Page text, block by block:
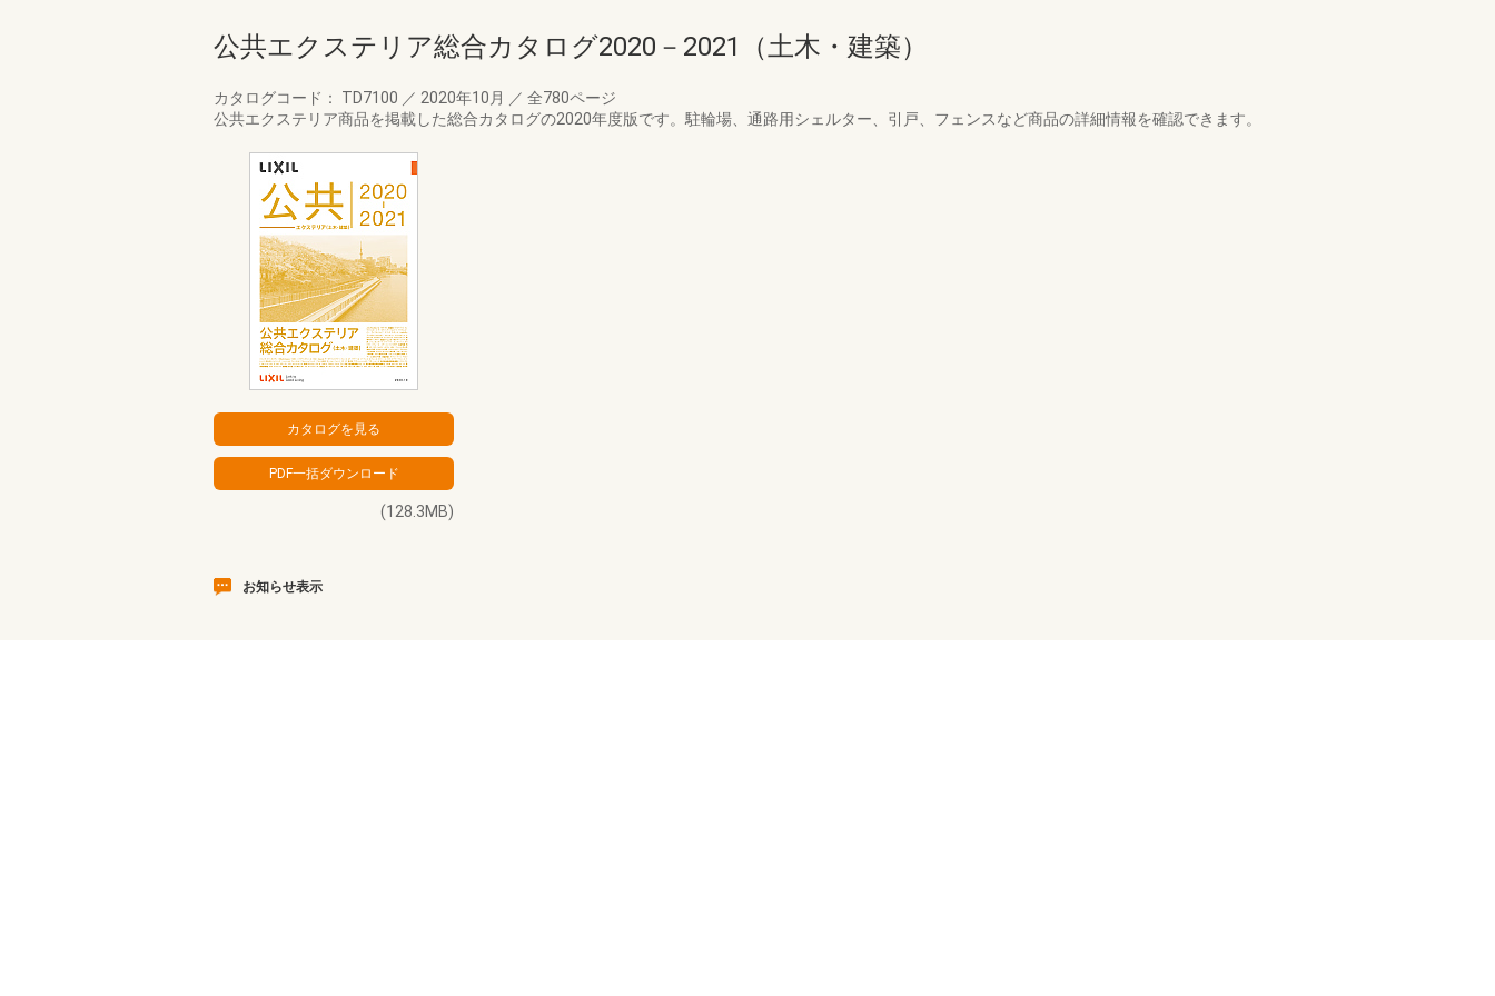
公共エクステリア総合カタログ2020－2021（土木・建築）
カタログコード： TD7100 ／ 2020年10月 ／ 全780ページ
公共エクステリア商品を掲載した総合カタログの2020年度版です。駐輪場、通路用シェルター、引戸、フェンスなど商品の詳細情報を確認できます。
(128.3MB)
お知らせ表示